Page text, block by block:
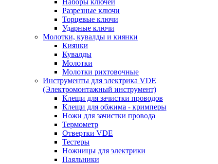
Наборы ключей
Разрезные ключи
Торцевые ключи
Ударные ключи
Молотки, кувалды и киянки
Киянки
Кувалды
Молотки
Молотки рихтовочные
Инструменты для электрика VDE
(Электромонтажный инструмент)
Клещи для зачистки проводов
Клещи для обжима - кримперы
Ножи для зачистки провода
Термометр
Отвертки VDE
Тестеры
Ножницы для электрики
Паяльники